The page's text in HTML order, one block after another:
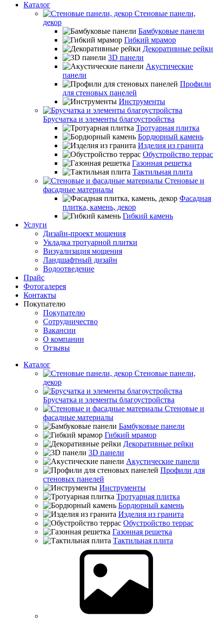
Каталог
Стеновые панели,
декор
Бамбуковые панели
Гибкий мрамор
Декоративные рейки
3D панели
Акустические
панели
Профили
для стеновых панелей
Инструменты
Брусчатка и элементы благоустройства
Тротуарная плитка
Бордюрный камень
Изделия из гранита
Обустройство террас
Газонная решетка
Тактильная плита
Стеновые и
фасадные материалы
Фасадная
плитка, камень, декор
Гибкий камень
Услуги
Дизайн-проект мощения
Укладка тротуарной плитки
Визуализация мощения
Ландшафтный дизайн
Водоотведение
Прайс
Фотогалерея
Контакты
Покупателю
Покупателю
Сотрудничество
Вакансии
О компании
Отзывы
Каталог
Стеновые панели,
декор
Брусчатка и элементы благоустройства
Стеновые и
фасадные материалы
Бамбуковые панели
Гибкий мрамор
Декоративные рейки
3D панели
Акустические панели
Профили для
стеновых панелей
Инструменты
Тротуарная плитка
Бордюрный камень
Изделия из гранита
Обустройство террас
Газонная решетка
Тактильная плита